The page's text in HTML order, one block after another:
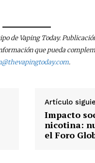
de Vaping Today.
que pueda
.
Artículo
Impacto
nicotina:
el Foro